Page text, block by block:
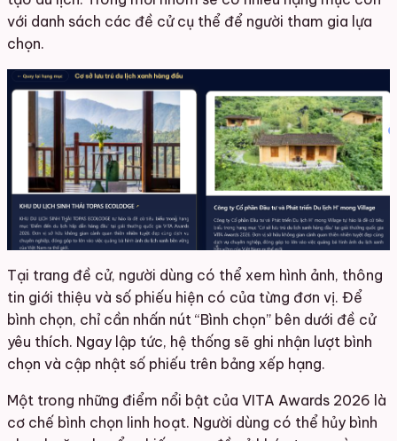
với danh sách các đề cử cụ thể để người tham gia lựa
chọn.
Tại trang đề cử, người dùng có thể xem hình ảnh, thông
tin giới thiệu và số phiếu hiện có của từng đơn vị. Để
bình chọn, chỉ cần nhấn nút “Bình chọn” bên dưới đề cử
yêu thích. Ngay lập tức, hệ thống sẽ ghi nhận lượt bình
chọn và cập nhật số phiếu trên bảng xếp hạng.
Một trong những điểm nổi bật của VITA Awards 2026 là
cơ chế bình chọn linh hoạt. Người dùng có thể hủy bình